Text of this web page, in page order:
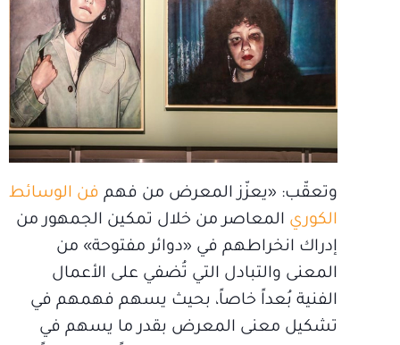
وتعقّب: «يعزّز المعرض من فهم فن الوسائط
الكوري المعاصر من خلال تمكين الجمهور من
إدراك انخراطهم في «دوائر مفتوحة» من
المعنى والتبادل التي تُضفي على الأعمال
الفنية بُعداً خاصاً، بحيث يسهم فهمهم في
تشكيل معنى المعرض بقدر ما يسهم في